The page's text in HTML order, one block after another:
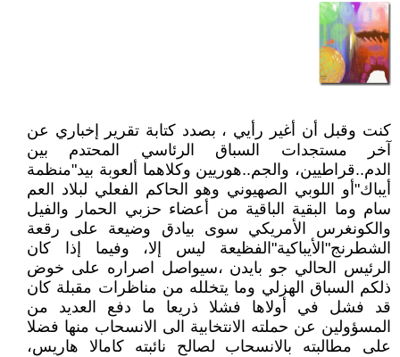
كنت وقبل أن أغير رأيي ، بصدد كتابة تقرير إخباري عن
آخر مستجدات السباق الرئاسي المحتدم بين
الدم..قراطيين، والجم..هوريين وكلاهما ألعوبة بيد"منظمة
أيباك"أو اللوبي الصهيوني وهو الحاكم الفعلي لبلاد العم
سام وما البقية الباقية من أعضاء حزبي الحمار والفيل
والكونغرس الأمريكي سوى بيادق وضيعة على رقعة
الشطرنج"الأيباكية"الفظيعة ليس إلا، وفيما إذا كان
الرئيس الحالي جو بايدن ،سيواصل اصراره على خوض
ذلكم السباق الهزلي وما يتخلله من مناظرات مقبلة كان
قد فشل في أولاها فشلا ذريعا ما دفع العديد من
المسؤولين عن حملته الانتخابية الى الانسحاب منها فضلا
على مطالبته بالانسحاب لصالح نائبته كامالا هاريس،